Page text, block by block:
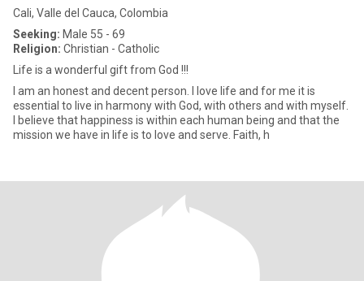
Cali, Valle del Cauca, Colombia
Seeking: Male 55 - 69
Religion: Christian - Catholic
Life is a wonderful gift from God !!!
I am an honest and decent person. I love life and for me it is
essential to live in harmony with God, with others and with myself.
I believe that happiness is within each human being and that the
mission we have in life is to love and serve. Faith, h